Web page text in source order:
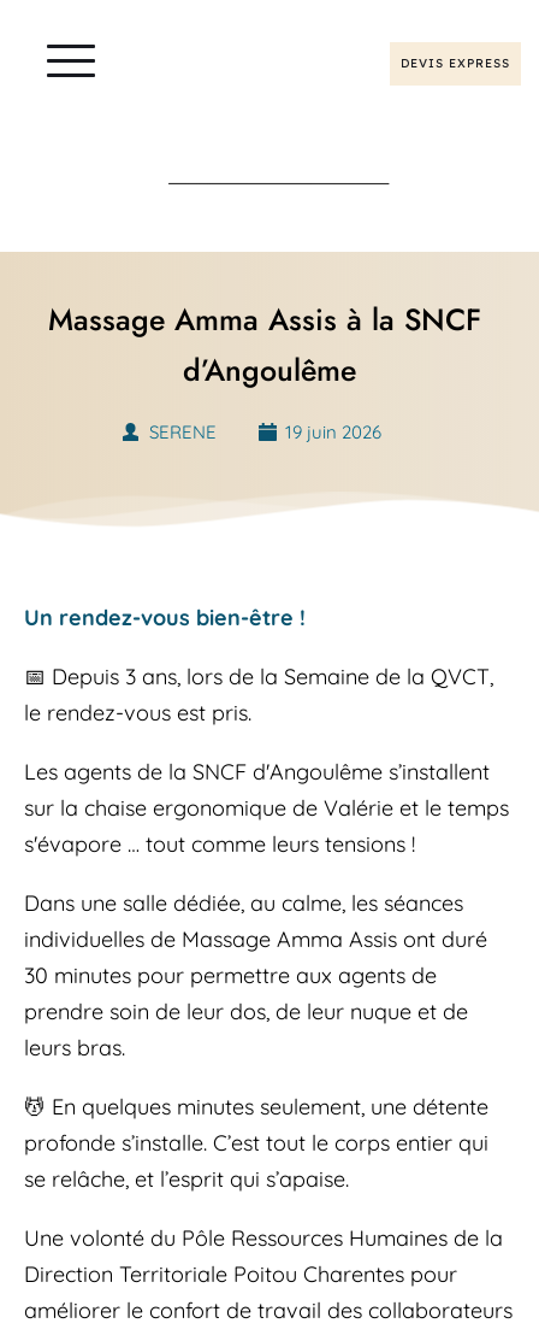
DEVIS EXPRESS
Massage Amma Assis à la SNCF
d’Angoulême
SERENE 19 juin 2026
Un rendez-vous bien-être !
📅 Depuis 3 ans, lors de la Semaine de la QVCT,
le rendez-vous est pris.
Les agents de la SNCF d'Angoulême s’installent
sur la chaise ergonomique de Valérie et le temps
s'évapore … tout comme leurs tensions !
Dans une salle dédiée, au calme, les séances
individuelles de Massage Amma Assis ont duré
30 minutes pour permettre aux agents de
prendre soin de leur dos, de leur nuque et de
leurs bras.
💆 En quelques minutes seulement, une détente
profonde s’installe. C’est tout le corps entier qui
se relâche, et l’esprit qui s’apaise.
Une volonté du Pôle Ressources Humaines de la
Direction Territoriale Poitou Charentes pour
améliorer le confort de travail des collaborateurs